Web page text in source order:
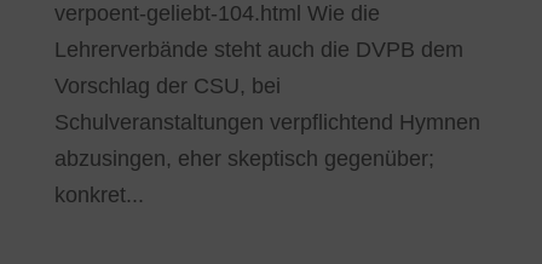
verpoent-geliebt-104.html Wie die
Lehrerverbände steht auch die DVPB dem
Vorschlag der CSU, bei
Schulveranstaltungen verpflichtend Hymnen
abzusingen, eher skeptisch gegenüber;
konkret...